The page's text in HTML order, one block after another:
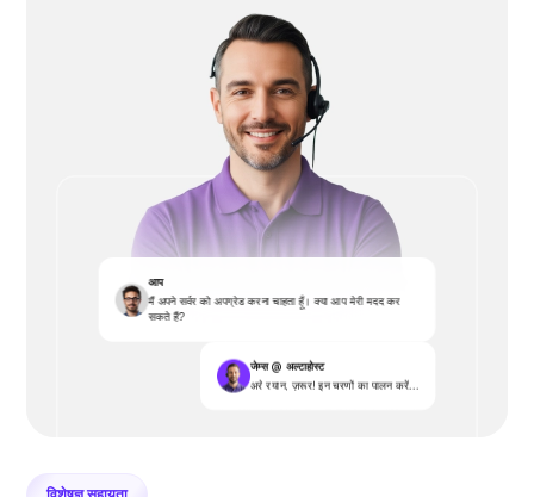
आप
मैं अपने सर्वर को अपग्रेड करना चाहता हूँ। क्या आप मेरी मदद कर
सकते हैं?
जेम्स @ अल्टाहोस्ट
अरे रयान, ज़रूर! इन चरणों का पालन करें...